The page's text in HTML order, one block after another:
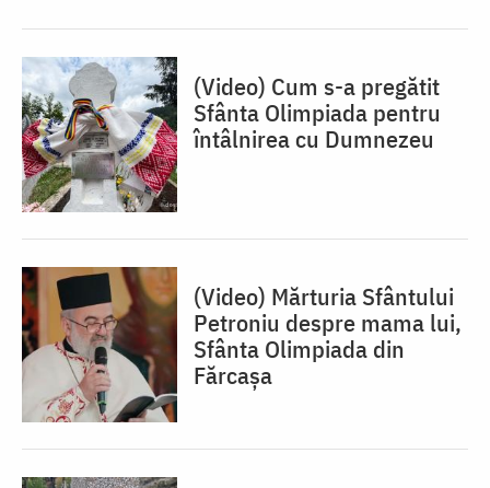
(Video) Cum s-a pregătit
Sfânta Olimpiada pentru
întâlnirea cu Dumnezeu
(Video) Mărturia Sfântului
Petroniu despre mama lui,
Sfânta Olimpiada din
Fărcașa